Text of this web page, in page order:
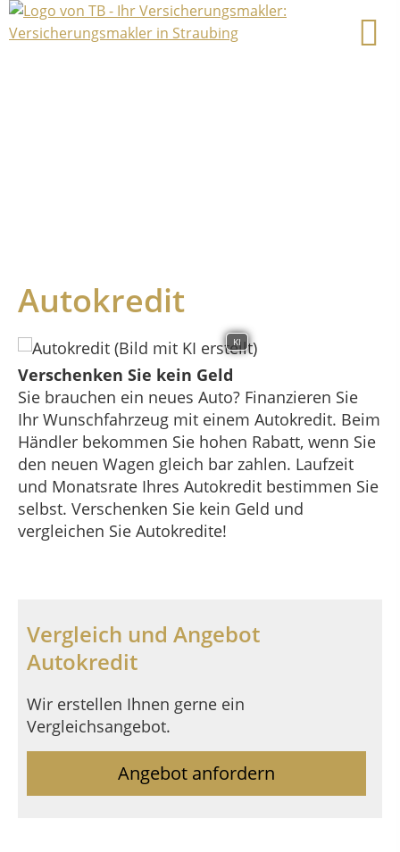
Autokredit
KI
Verschenken Sie kein Geld
Sie brauchen ein neues Auto? Finanzieren Sie
Ihr Wunschfahrzeug mit einem Autokredit. Beim
Händler bekommen Sie hohen Rabatt, wenn Sie
den neuen Wagen gleich bar zahlen. Laufzeit
und Monatsrate Ihres Autokredit bestimmen Sie
selbst. Verschenken Sie kein Geld und
vergleichen Sie Autokredite!
Vergleich und Angebot
Autokredit
Wir erstellen Ihnen gerne ein
Vergleichsangebot.
Angebot anfordern